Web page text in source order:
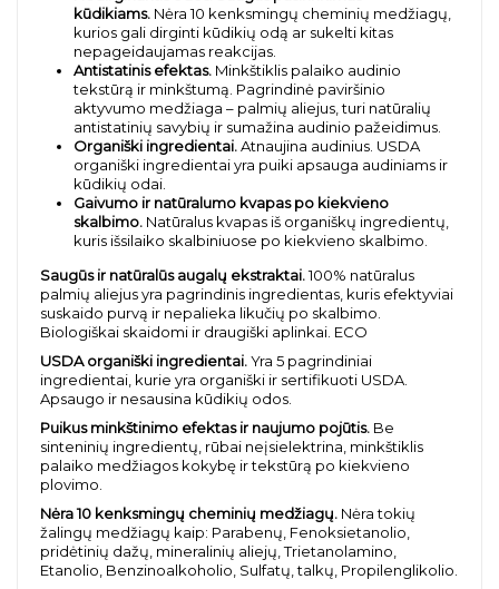
kūdikiams. Nėra 10 kenksmingų cheminių medžiagų,
kurios gali dirginti kūdikių odą ar sukelti kitas
nepageidaujamas reakcijas.
Antistatinis efektas. Minkštiklis palaiko audinio
tekstūrą ir minkštumą. Pagrindinė paviršinio
aktyvumo medžiaga – palmių aliejus, turi natūralių
antistatinių savybių ir sumažina audinio pažeidimus.
Organiški ingredientai.Atnaujina audinius. USDA
organiški ingredientai yra puiki apsauga audiniams ir
kūdikių odai.
Gaivumo ir natūralumo kvapas po kiekvieno
skalbimo. Natūralus kvapas iš organiškų ingredientų,
kuris išsilaiko skalbiniuose po kiekvieno skalbimo.
Saugūs ir natūralūs augalų ekstraktai.100% natūralus
palmių aliejus yra pagrindinis ingredientas, kuris efektyviai
suskaido purvą ir nepalieka likučių po skalbimo.
Biologiškai skaidomi ir draugiški aplinkai. ECO
USDA organiški ingredientai.Yra 5 pagrindiniai
ingredientai, kurie yra organiški ir sertifikuoti USDA.
Apsaugo ir nesausina kūdikių odos.
Puikus minkštinimo efektas ir naujumo pojūtis. Be
sinteninių ingredientų, rūbai neįsielektrina, minkštiklis
palaiko medžiagos kokybę ir tekstūrą po kiekvieno
plovimo.
Nėra 10 kenksmingų cheminių medžiagų. Nėra tokių
žalingų medžiagų kaip: Parabenų, Fenoksietanolio,
pridėtinių dažų, mineralinių aliejų, Trietanolamino,
Etanolio, Benzinoalkoholio, Sulfatų, talkų, Propilenglikolio.